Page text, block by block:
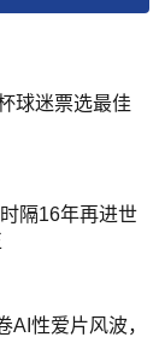
球迷票选最佳
隔16年再进世
AI性爱片风波，